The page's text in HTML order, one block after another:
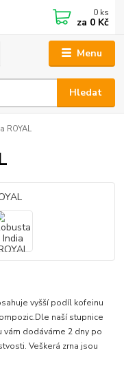
Menu
Hledat
0 ks
za 0 Kč
ROYAL
vyšší podíl kofeinu
naší stupnice
vám dodáváme 2 dny po
Veškerá zrna jsou